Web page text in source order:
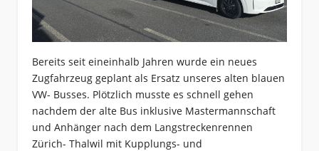
Bereits seit eineinhalb Jahren wurde ein neues
Zugfahrzeug geplant als Ersatz unseres alten blauen
VW- Busses. Plötzlich musste es schnell gehen
nachdem der alte Bus inklusive Mastermannschaft
und Anhänger nach dem Langstreckenrennen
Zürich- Thalwil mit Kupplungs- und